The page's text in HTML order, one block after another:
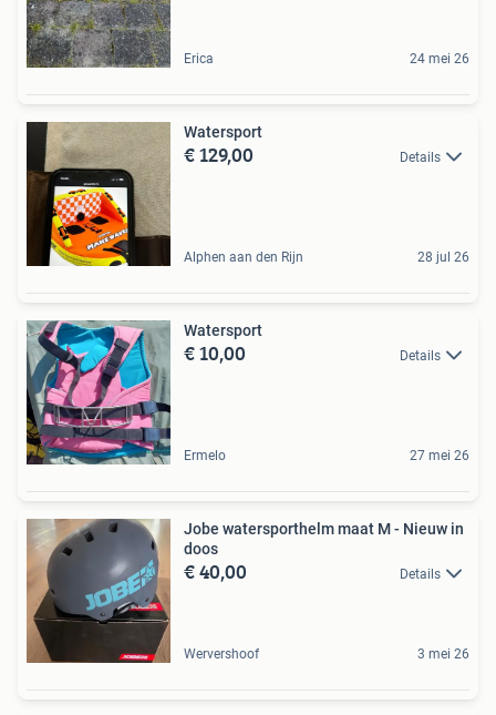
Erica 24 mei 26
Watersport
€ 129,00 Details
Alphen aan den Rijn 28 jul 26
Watersport
€ 10,00 Details
Ermelo 27 mei 26
Jobe watersporthelm maat M - Nieuw in
doos
€ 40,00 Details
Wervershoof 3 mei 26